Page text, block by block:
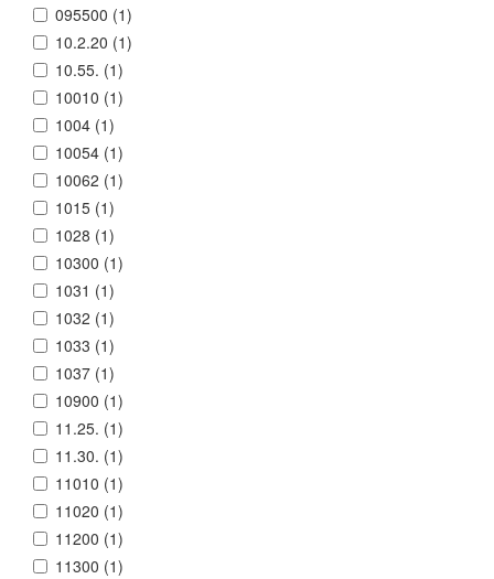
095500 (1)
10.2.20 (1)
10.55. (1)
10010 (1)
1004 (1)
10054 (1)
10062 (1)
1015 (1)
1028 (1)
10300 (1)
1031 (1)
1032 (1)
1033 (1)
1037 (1)
10900 (1)
11.25. (1)
11.30. (1)
11010 (1)
11020 (1)
11200 (1)
11300 (1)